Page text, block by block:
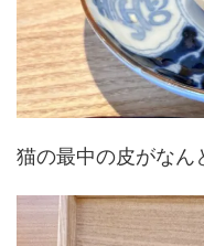
猫の最中の皮がなん